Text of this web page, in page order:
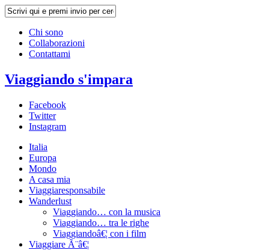
Chi sono
Collaborazioni
Contattami
Viaggiando s'impara
Facebook
Twitter
Instagram
Italia
Europa
Mondo
A casa mia
Viaggiaresponsabile
Wanderlust
Viaggiando… con la musica
Viaggiando… tra le righe
Viaggiandoâ€¦ con i film
Viaggiare Ã¨â€¦